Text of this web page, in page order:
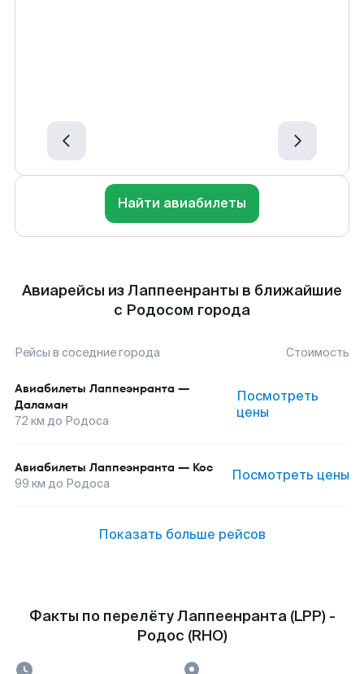
Найти авиабилеты
Авиарейсы из Лаппеенранты в ближайшие
с Родосом города
Рейсы в соседние города Стоимость
Авиабилеты Лаппеэнранта —
Даламан
72 км до Родоса
Посмотреть
цены
Авиабилеты Лаппеэнранта — Кос
99 км до Родоса Посмотреть цены
Показать больше рейсов
Факты по перелёту Лаппеенранта (LPP) -
Родос (RHO)